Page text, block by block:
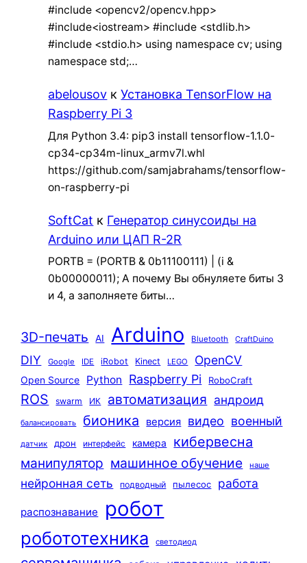
#include <opencv2/opencv.hpp>
#include<iostream> #include <stdlib.h>
#include <stdio.h> using namespace cv; using
namespace std;…
abelousov кУстановка TensorFlow на
Raspberry Pi 3
Для Python 3.4: pip3 install tensorflow-1.1.0-
cp34-cp34m-linux_armv7l.whl
https://github.com/samjabrahams/tensorflow-
on-raspberry-pi
SoftCat к Генератор синусоиды на
Arduino или ЦАП R-2R
PORTB = (PORTB & 0b11100111) | (i &
0b00000011); А почему Вы обнуляете биты 3
и 4, а заполняете биты…
3D-печать AI Arduino Bluetooth CraftDuino
DIY Google IDE iRobot Kinect LEGO OpenCV
Open Source Python Raspberry Pi RoboCraft
ROS swarm ИК автоматизация андроид
балансировать бионика версия видео военный
датчик дрон интерфейс камера кибервесна
манипулятор машинное обучение наше
нейронная сеть подводный пылесос работа
распознавание робот
робототехника светодиод